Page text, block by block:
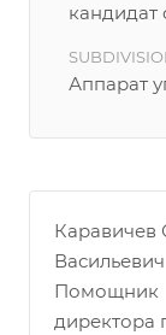
кандидат
Аппарат
Каравичев
Васильевич
Помощник
директора